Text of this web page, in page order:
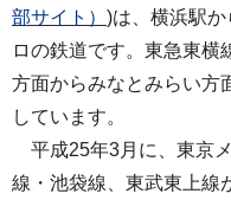
部サイト） )は、横浜駅
ロの鉄道です。東急東横
方面からみなとみらい方
しています。
平成25年3月に、東京
線・池袋線、東武東上線